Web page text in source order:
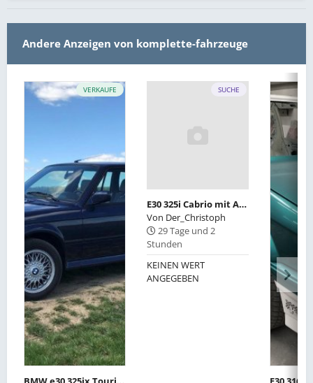
Andere Anzeigen von komplette-fahrzeuge
VERKAUFE SUCHE
E30 325i Cabrio mit Automatik und Klima
Von Der_Christoph
29 Tage und 2
Stunden
KEINEN WERT
ANGEGEBEN